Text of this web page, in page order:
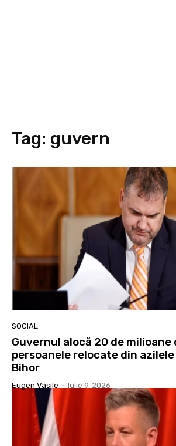
Tag: guvern
SOCIAL
Guvernul alocă 20 de milioane
persoanele relocate din
Bihor
Eugen Vasile - Iulie 9, 2026